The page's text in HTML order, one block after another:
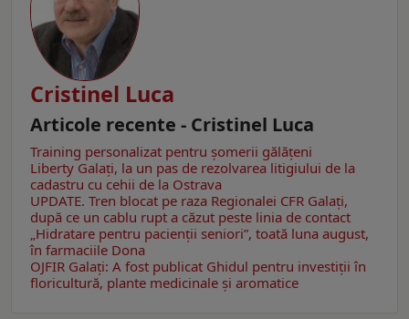
Cristinel Luca
Articole recente - Cristinel Luca
Training personalizat pentru șomerii gălățeni
Liberty Galați, la un pas de rezolvarea litigiului de la
cadastru cu cehii de la Ostrava
UPDATE. Tren blocat pe raza Regionalei CFR Galați,
după ce un cablu rupt a căzut peste linia de contact
„Hidratare pentru pacienții seniori”, toată luna august,
în farmaciile Dona
OJFIR Galați: A fost publicat Ghidul pentru investiții în
floricultură, plante medicinale și aromatice